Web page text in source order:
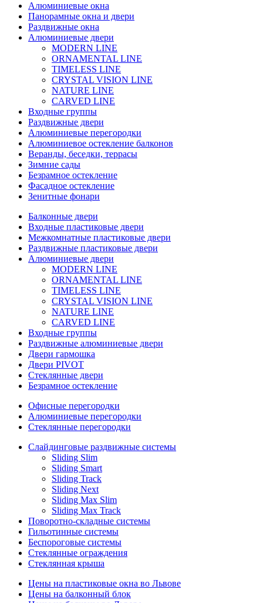
Алюминиевые окна
Панорамные окна и двери
Раздвижные окна
Алюминиевые двери
MODERN LINE
ORNAMENTAL LINE
TIMELESS LINE
CRYSTAL VISION LINE
NATURE LINE
CARVED LINE
Входные группы
Раздвижные двери
Алюминиевые перегородки
Алюминиевое остекление балконов
Веранды, беседки, террасы
Зимние сады
Безрамное остекление
Фасадное остекление
Зенитные фонари
Балконные двери
Входные пластиковые двери
Межкомнатные пластиковые двери
Раздвижные пластиковые двери
Алюминиевые двери
MODERN LINE
ORNAMENTAL LINE
TIMELESS LINE
CRYSTAL VISION LINE
NATURE LINE
CARVED LINE
Входные группы
Раздвижные алюминиевые двери
Двери гармошка
Двери PIVOT
Стеклянные двери
Безрамное остекление
Офисные перегородки
Алюминиевые перегородки
Стеклянные перегородки
Слайдинговые раздвижные системы
Sliding Slim
Sliding Smart
Sliding Track
Sliding Next
Sliding Max Slim
Sliding Max Track
Поворотно-складные системы
Гильотинные системы
Беспороговые системы
Стеклянные ограждения
Стеклянная крыша
Цены на пластиковые окна во Львове
Цены на балконный блок